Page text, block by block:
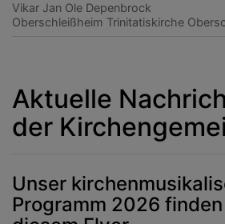
Vikar Jan Ole Depenbrock
Oberschleißheim Trinitatiskirche
Aktuelle
der
Unser
Programm 2026